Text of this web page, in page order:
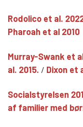
Rodolico et al.
Pharoah et al 2010
Murray-Swank et
al. 2015. / Dixon et
Socialstyrelsen
af familier med